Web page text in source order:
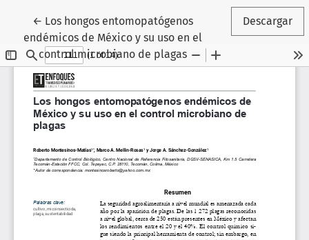
← Volver a los detalles del artículo
Los hongos entomopatógenos
endémicos de México y su uso en el
control microbiano de plagas
Descargar